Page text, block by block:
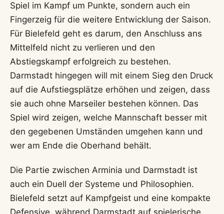
Spiel im Kampf um Punkte, sondern auch ein
Fingerzeig für die weitere Entwicklung der Saison.
Für Bielefeld geht es darum, den Anschluss ans
Mittelfeld nicht zu verlieren und den
Abstiegskampf erfolgreich zu bestehen.
Darmstadt hingegen will mit einem Sieg den Druck
auf die Aufstiegsplätze erhöhen und zeigen, dass
sie auch ohne Marseiler bestehen können. Das
Spiel wird zeigen, welche Mannschaft besser mit
den gegebenen Umständen umgehen kann und
wer am Ende die Oberhand behält.
Die Partie zwischen Arminia und Darmstadt ist
auch ein Duell der Systeme und Philosophien.
Bielefeld setzt auf Kampfgeist und eine kompakte
Defensive, während Darmstadt auf spielerische